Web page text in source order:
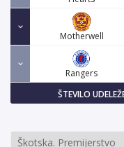
Motherwell
Rangers
ŠTEVILO